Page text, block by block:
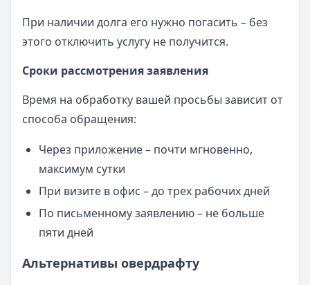
При наличии долга его нужно погасить – без
этого отключить услугу не получится.
Сроки рассмотрения заявления
Время на обработку вашей просьбы зависит от
способа обращения:
Через приложение – почти мгновенно,
максимум сутки
При визите в офис – до трех рабочих дней
По письменному заявлению – не больше
пяти дней
Альтернативы овердрафту